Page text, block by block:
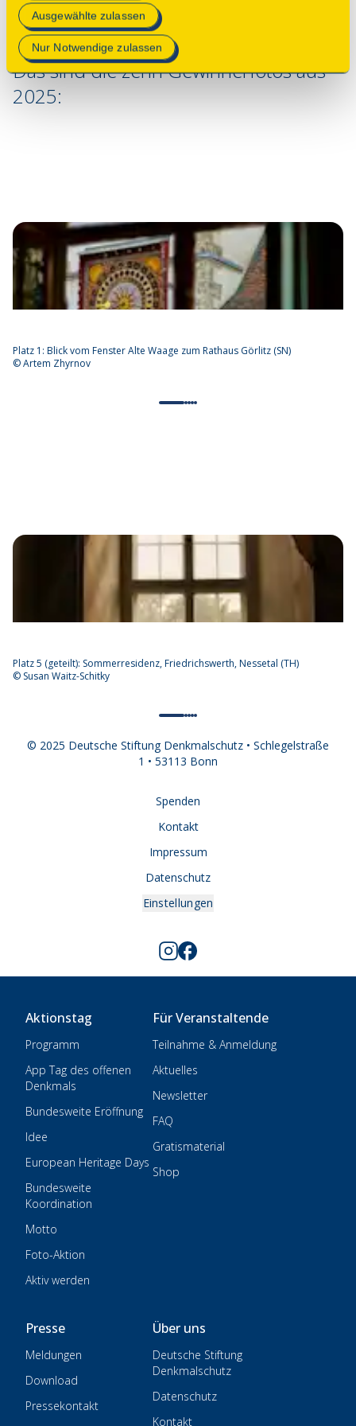
Mehr Informationen finden Sie in unserer
Datenschutzerklärung.
Ausgewählte zulassen
Nur Notwendige zulassen
Das sind die zehn Gewinnerfotos aus
2025:
Platz 1: Blick vom Fenster Alte Waage zum Rathaus Görlitz (SN)
©Artem Zhyrnov
Platz 5 (geteilt): Sommerresidenz, Friedrichswerth, Nessetal (TH)
© Susan Waitz-Schitky
© 2025 Deutsche Stiftung Denkmalschutz • Schlegelstraße
1 • 53113 Bonn
Spenden
Kontakt
Impressum
Datenschutz
Einstellungen
Aktionstag
Programm
App Tag des offenen
Denkmals
Bundesweite Eröffnung
Idee
European Heritage Days
Bundesweite
Koordination
Motto
Foto-Aktion
Aktiv werden
Für Veranstaltende
Teilnahme & Anmeldung
Aktuelles
Newsletter
FAQ
Gratismaterial
Shop
Presse
Meldungen
Download
Pressekontakt
Über uns
Deutsche Stiftung
Denkmalschutz
Datenschutz
Kontakt